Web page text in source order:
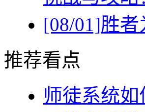
[08/01]胜者
推荐看点
师徒系统